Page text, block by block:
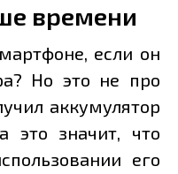
времени
если он
Но это не про
аккумулятор
это значит, что
его